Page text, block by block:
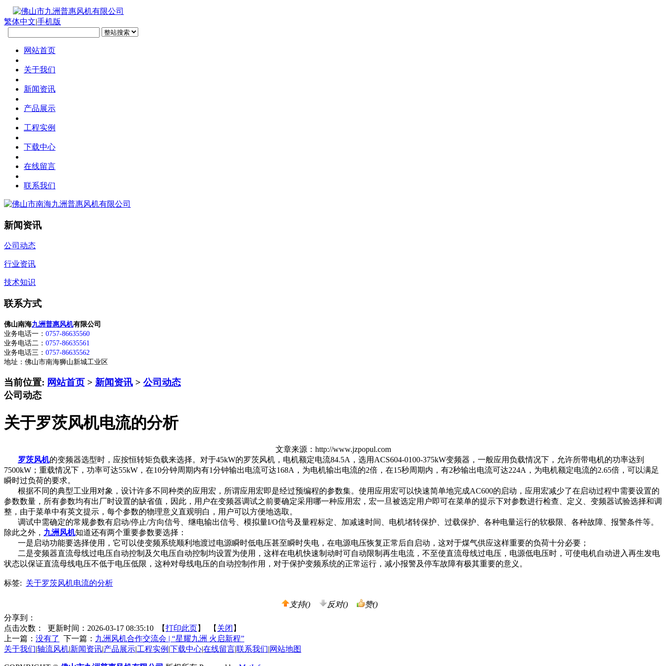
繁体中文|手机版
网站首页
关于我们
新闻资讯
产品展示
工程实例
下载中心
在线留言
联系我们
新闻资讯
公司动态
行业资讯
技术知识
联系方式
佛山南海九洲普惠风机有限公司
业务电话一： 0757-86635560
业务电话二： 0757-86635561
业务电话三： 0757-86635562
地址：佛山市南海狮山新城工业区
当前位置: 网站首页 > 新闻资讯 > 公司动态
公司动态
关于罗茨风机电流的分析
文章来源：http://www.jzpopul.com
罗茨风机的变频器选型时，应按恒转矩负载来选择。对于45kW的罗茨风机，电机额定电流84.5A，选用ACS604-0100-375kW变频器，一般应用负载情况下，允许所带电机的功率达到
7500kW；重载情况下，功率可达55kW，在10分钟周期内有1分钟输出电流可达168A，为电机输出电流的2倍，在15秒周期内，有2秒输出电流可达224A，为电机额定电流的2.65倍，可以满足
瞬时过负荷的要求。
根据不同的典型工业用对象，设计许多不同种类的应用宏，所谓应用宏即是经过预编程的参数集。使用应用宏可以快速简单地完成AC600的启动，应用宏减少了在启动过程中需要设置的
参数数量，所有参数均有出厂时设置的缺省值，因此，用户在变频器调试之前要确定采用哪一种应用宏，宏一旦被选定用户即可在菜单的提示下对参数进行检查、定义、变频器试验选择和调
整，由于菜单中有英文提示，每个参数的物理意义直观明白，用户可以方便地选取。
调试中需确定的常规参数有启动/停止/方向信号、继电输出信号、模拟量I/O信号及量程标定、加减速时间、电机堵转保护、过载保护、各种电量运行的软极限、各种故障、报警条件等。
除此之外， 九洲风机知道还有两个重要参数要选择：
一是启动功能要选择使用，它可以使变频系统顺利地渡过电源瞬时低电压甚至瞬时失电，在电源电压恢复正常后自启动，这对于煤气供应这样重要的负荷十分必要；
二是变频器直流母线过电压自动控制及欠电压自动控制均设置为使用，这样在电机快速制动时可自动限制再生电流，不至使直流母线过电压，电源低电压时，可使电机自动进入再生发电
状态以保证直流母线电压不低于电压低限，这种对母线电压的自动控制作用，对于保护变频系统的正常运行，减小报警及停车故障有极其重要的意义。
标签: 关于罗茨风机电流的分析
支持() 反对() 赞()
分享到：
点击次数：
更新时间：2026-03-17 08:35:10 【打印此页 】 【 关闭 】
上一篇： 没有了 下一篇： 九洲风机合作交流会 | “星耀九洲 火启新程”
关于我们 轴流风机 新闻资讯 产品展示工程实例 下载中心在线留言联系我们 网站地图